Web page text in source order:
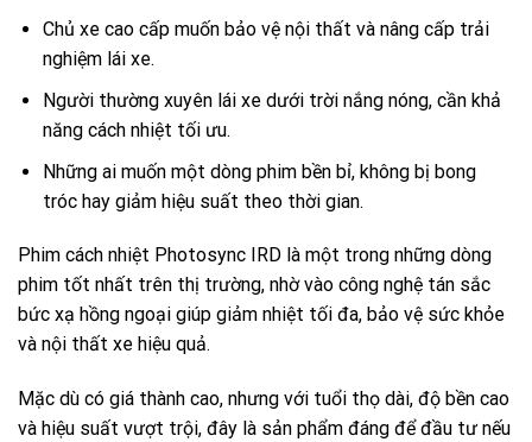
Chủ xe cao cấp muốn bảo vệ nội thất và nâng cấp trải
nghiệm lái xe.
Người thường xuyên lái xe dưới trời nắng nóng, cần khả
năng cách nhiệt tối ưu.
Những ai muốn một dòng phim bền bỉ, không bị bong
tróc hay giảm hiệu suất theo thời gian.
Phim cách nhiệt Photosync IRD là một trong những dòng
phim tốt nhất trên thị trường, nhờ vào công nghệ tán sắc
bức xạ hồng ngoại giúp giảm nhiệt tối đa, bảo vệ sức khỏe
và nội thất xe hiệu quả.
Mặc dù có giá thành cao, nhưng với tuổi thọ dài, độ bền cao
và hiệu suất vượt trội, đây là sản phẩm đáng để đầu tư nếu